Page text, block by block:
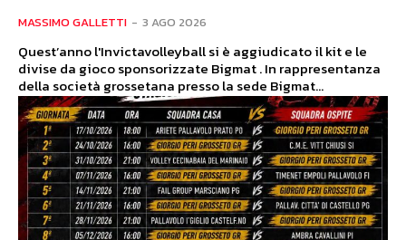
MASSIMO GALLETTI - 3 AGO 2026
Quest’anno l'Invictavolleyball si è aggiudicato il kit e le
divise da gioco sponsorizzate Bigmat . In rappresentanza
della società grossetana presso la sede Bigmat...